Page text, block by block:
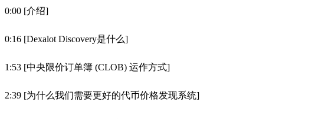
0:00 [介绍]
0:16 [Dexalot Discovery是什么]
1:53 [中央限价订单簿 (CLOB) 运作方式]
2:39 [为什么我们需要更好的代币价格发现系统]